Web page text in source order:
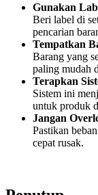
Gunakan
Beri label di
pencarian
Tempatkan
Barang yang
paling mudah
Terapkan
Sistem ini
untuk produk
Jangan
Pastikan
cepat rusak.